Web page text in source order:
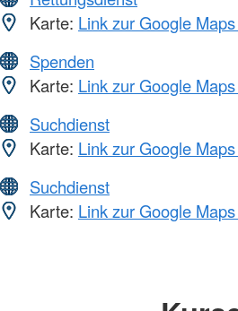
Karte: Link zur Google
Spenden
Karte: Link zur Google
Suchdienst
Karte: Link zur Google
Suchdienst
Karte: Link zur Google